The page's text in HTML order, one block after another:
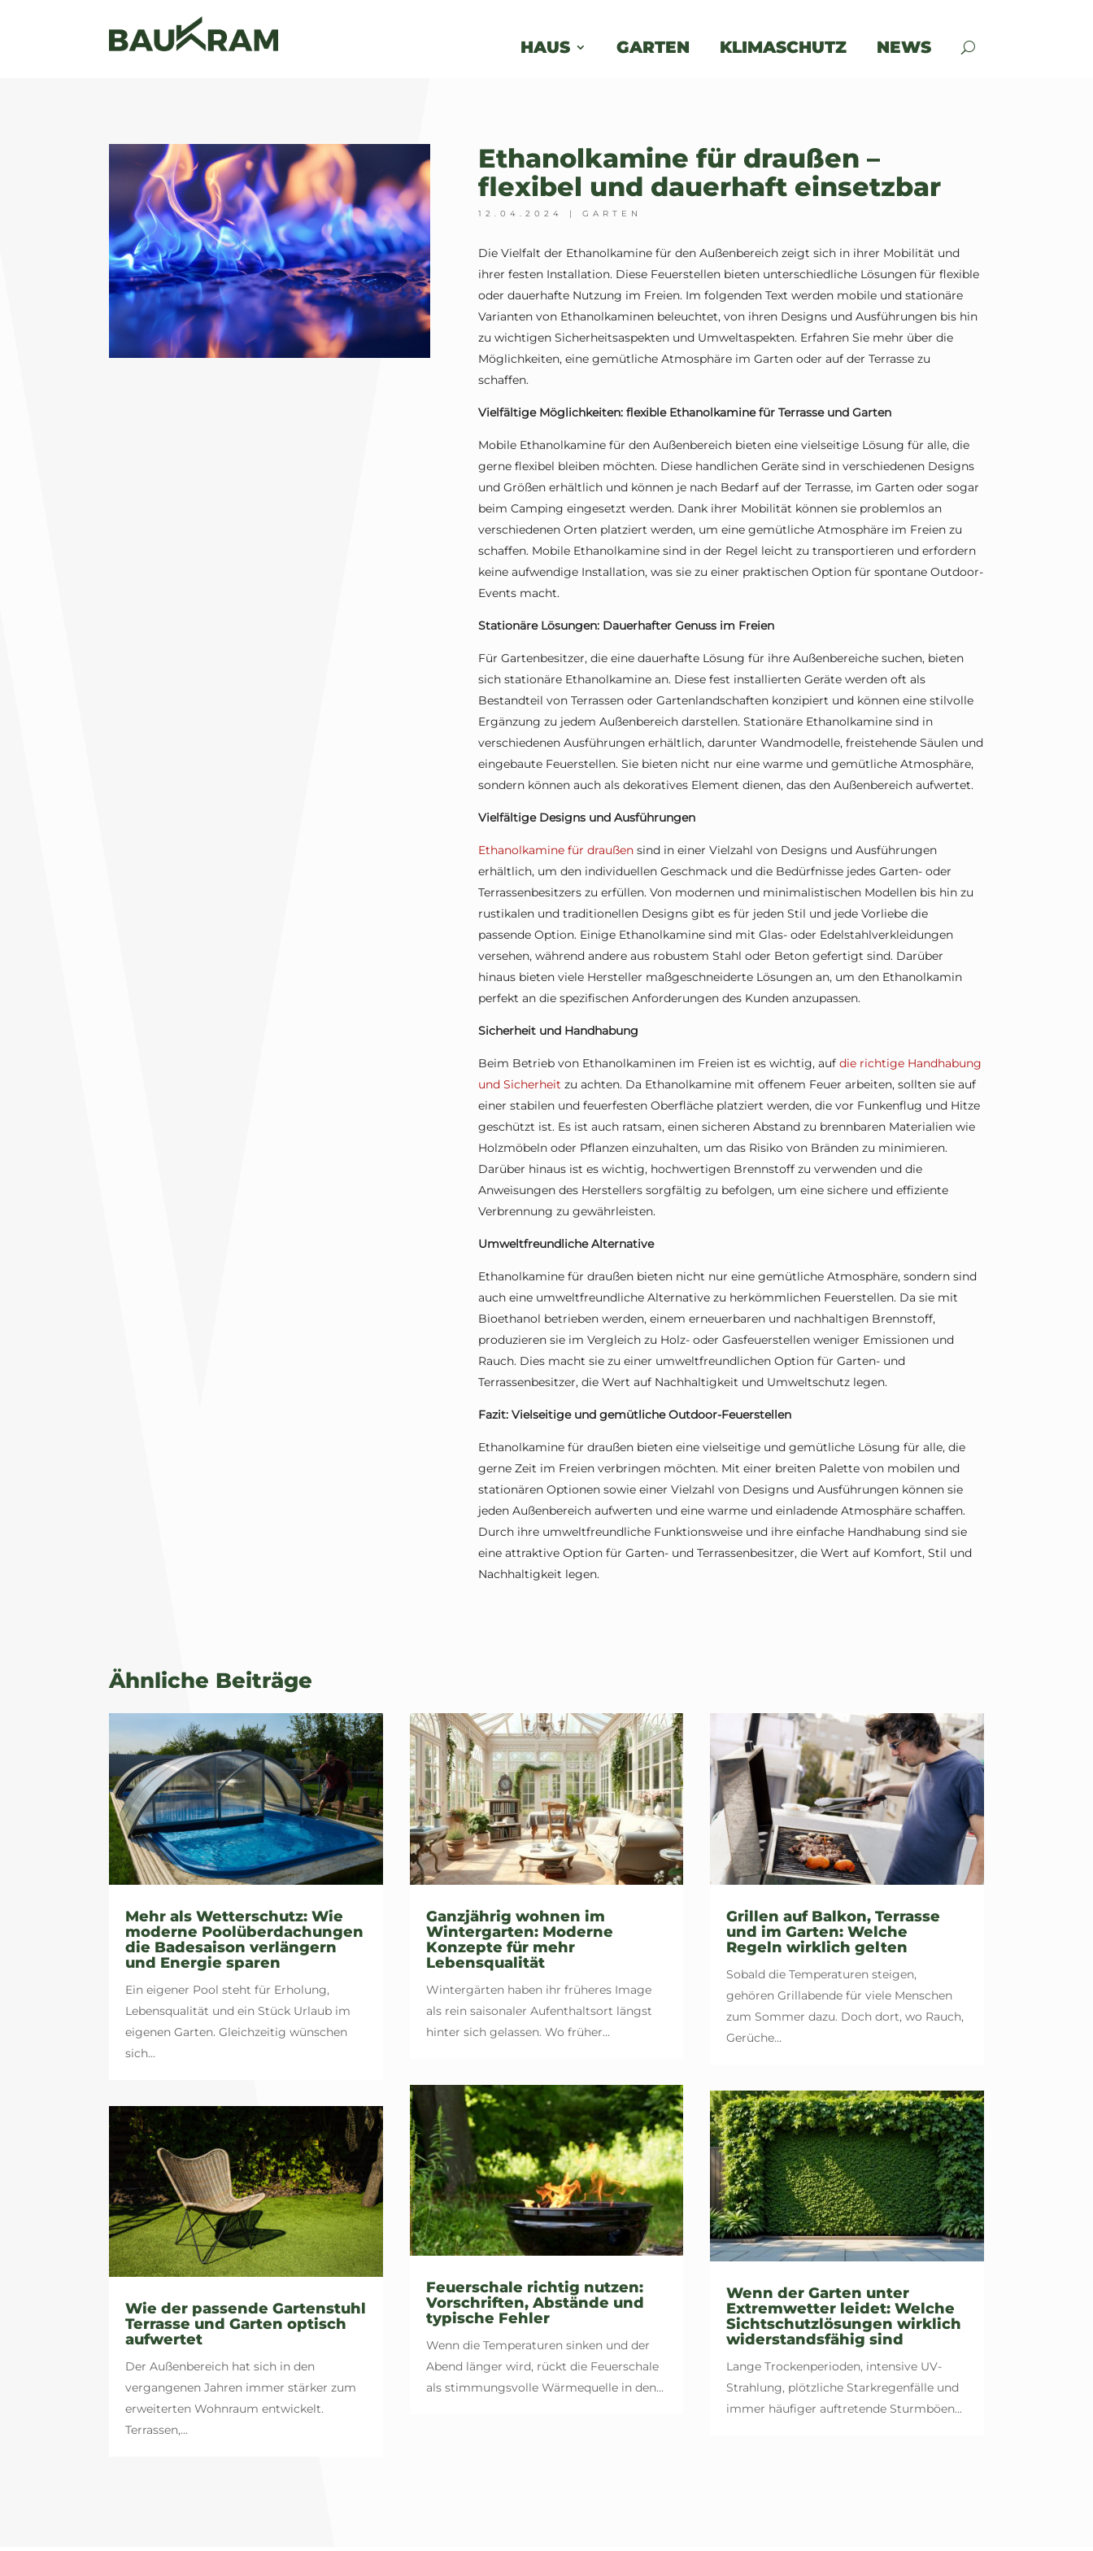
HAUS GARTEN KLIMASCHUTZ NEWS
Ethanolkamine für draußen –
flexibel und dauerhaft einsetzbar
12.04.2024 |GARTEN
Die Vielfalt der Ethanolkamine für den Außenbereich zeigt sich in ihrer Mobilität und
ihrer festen Installation. Diese Feuerstellen bieten unterschiedliche Lösungen für flexible
oder dauerhafte Nutzung im Freien. Im folgenden Text werden mobile und stationäre
Varianten von Ethanolkaminen beleuchtet, von ihren Designs und Ausführungen bis hin
zu wichtigen Sicherheitsaspekten und Umweltaspekten. Erfahren Sie mehr über die
Möglichkeiten, eine gemütliche Atmosphäre im Garten oder auf der Terrasse zu
schaffen.
Vielfältige Möglichkeiten: flexible Ethanolkamine für Terrasse und Garten
Mobile Ethanolkamine für den Außenbereich bieten eine vielseitige Lösung für alle, die
gerne flexibel bleiben möchten. Diese handlichen Geräte sind in verschiedenen Designs
und Größen erhältlich und können je nach Bedarf auf der Terrasse, im Garten oder sogar
beim Camping eingesetzt werden. Dank ihrer Mobilität können sie problemlos an
verschiedenen Orten platziert werden, um eine gemütliche Atmosphäre im Freien zu
schaffen. Mobile Ethanolkamine sind in der Regel leicht zu transportieren und erfordern
keine aufwendige Installation, was sie zu einer praktischen Option für spontane Outdoor-
Events macht.
Stationäre Lösungen: Dauerhafter Genuss im Freien
Für Gartenbesitzer, die eine dauerhafte Lösung für ihre Außenbereiche suchen, bieten
sich stationäre Ethanolkamine an. Diese fest installierten Geräte werden oft als
Bestandteil von Terrassen oder Gartenlandschaften konzipiert und können eine stilvolle
Ergänzung zu jedem Außenbereich darstellen. Stationäre Ethanolkamine sind in
verschiedenen Ausführungen erhältlich, darunter Wandmodelle, freistehende Säulen und
eingebaute Feuerstellen. Sie bieten nicht nur eine warme und gemütliche Atmosphäre,
sondern können auch als dekoratives Element dienen, das den Außenbereich aufwertet.
Vielfältige Designs und Ausführungen
Ethanolkamine für draußen sind in einer Vielzahl von Designs und Ausführungen
erhältlich, um den individuellen Geschmack und die Bedürfnisse jedes Garten- oder
Terrassenbesitzers zu erfüllen. Von modernen und minimalistischen Modellen bis hin zu
rustikalen und traditionellen Designs gibt es für jeden Stil und jede Vorliebe die
passende Option. Einige Ethanolkamine sind mit Glas- oder Edelstahlverkleidungen
versehen, während andere aus robustem Stahl oder Beton gefertigt sind. Darüber
hinaus bieten viele Hersteller maßgeschneiderte Lösungen an, um den Ethanolkamin
perfekt an die spezifischen Anforderungen des Kunden anzupassen.
Sicherheit und Handhabung
Beim Betrieb von Ethanolkaminen im Freien ist es wichtig, aufdie richtige Handhabung
und Sicherheit zu achten. Da Ethanolkamine mit offenem Feuer arbeiten, sollten sie auf
einer stabilen und feuerfesten Oberfläche platziert werden, die vor Funkenflug und Hitze
geschützt ist. Es ist auch ratsam, einen sicheren Abstand zu brennbaren Materialien wie
Holzmöbeln oder Pflanzen einzuhalten, um das Risiko von Bränden zu minimieren.
Darüber hinaus ist es wichtig, hochwertigen Brennstoff zu verwenden und die
Anweisungen des Herstellers sorgfältig zu befolgen, um eine sichere und effiziente
Verbrennung zu gewährleisten.
Umweltfreundliche Alternative
Ethanolkamine für draußen bieten nicht nur eine gemütliche Atmosphäre, sondern sind
auch eine umweltfreundliche Alternative zu herkömmlichen Feuerstellen. Da sie mit
Bioethanol betrieben werden, einem erneuerbaren und nachhaltigen Brennstoff,
produzieren sie im Vergleich zu Holz- oder Gasfeuerstellen weniger Emissionen und
Rauch. Dies macht sie zu einer umweltfreundlichen Option für Garten- und
Terrassenbesitzer, die Wert auf Nachhaltigkeit und Umweltschutz legen.
Fazit: Vielseitige und gemütliche Outdoor-Feuerstellen
Ethanolkamine für draußen bieten eine vielseitige und gemütliche Lösung für alle, die
gerne Zeit im Freien verbringen möchten. Mit einer breiten Palette von mobilen und
stationären Optionen sowie einer Vielzahl von Designs und Ausführungen können sie
jeden Außenbereich aufwerten und eine warme und einladende Atmosphäre schaffen.
Durch ihre umweltfreundliche Funktionsweise und ihre einfache Handhabung sind sie
eine attraktive Option für Garten- und Terrassenbesitzer, die Wert auf Komfort, Stil und
Nachhaltigkeit legen.
Ähnliche Beiträge
Mehr als Wetterschutz: Wie
moderne Poolüberdachungen
die Badesaison verlängern
und Energie sparen
Ein eigener Pool steht für Erholung,
Lebensqualität und ein Stück Urlaub im
eigenen Garten. Gleichzeitig wünschen
sich...
Wie der passende Gartenstuhl
Terrasse und Garten optisch
aufwertet
Der Außenbereich hat sich in den
vergangenen Jahren immer stärker zum
erweiterten Wohnraum entwickelt.
Terrassen,...
Ganzjährig wohnen im
Wintergarten: Moderne
Konzepte für mehr
Lebensqualität
Wintergärten haben ihr früheres Image
als rein saisonaler Aufenthaltsort längst
hinter sich gelassen. Wo früher...
Feuerschale richtig nutzen:
Vorschriften, Abstände und
typische Fehler
Wenn die Temperaturen sinken und der
Abend länger wird, rückt die Feuerschale
als stimmungsvolle Wärmequelle in den...
Grillen auf Balkon, Terrasse
und im Garten: Welche
Regeln wirklich gelten
Sobald die Temperaturen steigen,
gehören Grillabende für viele Menschen
zum Sommer dazu. Doch dort, wo Rauch,
Gerüche...
Wenn der Garten unter
Extremwetter leidet: Welche
Sichtschutzlösungen wirklich
widerstandsfähig sind
Lange Trockenperioden, intensive UV-
Strahlung, plötzliche Starkregenfälle und
immer häufiger auftretende Sturmböen...